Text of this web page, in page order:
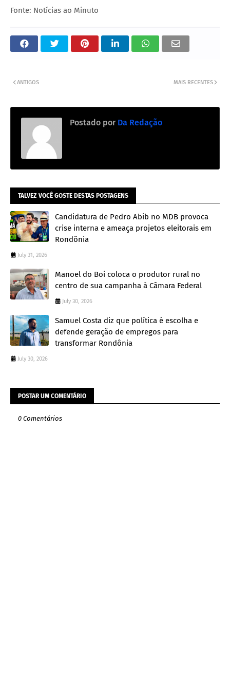
Fonte: Notícias ao Minuto
MAIS RECENTES
ANTIGOS
Postado por Da Redação
TALVEZ VOCÊ GOSTE DESTAS POSTAGENS
Candidatura de Pedro Abib no MDB provoca
crise interna e ameaça projetos eleitorais em
Rondônia
July 31, 2026
Manoel do Boi coloca o produtor rural no
centro de sua campanha à Câmara Federal
July 30, 2026
Samuel Costa diz que política é escolha e
defende geração de empregos para
transformar Rondônia
July 30, 2026
POSTAR UM COMENTÁRIO
0 Comentários